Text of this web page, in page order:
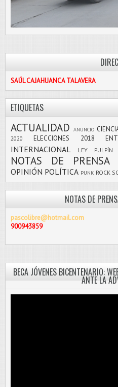
SAÚL CAJAHUANCA TALAVERA
ETIQUETAS
ACTUALIDAD ANUNCIO
2020
ELECCIONES 2018
INTERNACIONAL LEY PULPÍN
NOTAS DE PRENSA
OPINIÓN POLÍTICA PUNK ROCK
NOTAS DE
pascolibre@hotmail.com
900943859
BECA JÓVENES BICENTENARIO:
ANTE LA